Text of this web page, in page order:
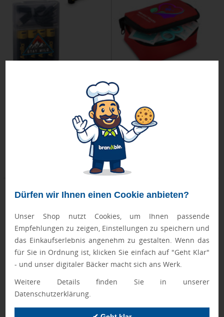
Dürfen wir Ihnen einen Cookie anbieten?
Unser Shop nutzt Cookies, um Ihnen passende
Empfehlungen zu zeigen, Einstellungen zu speichern und
das Einkaufserlebnis angenehm zu gestalten. Wenn das
für Sie in Ordnung ist, klicken Sie einfach auf "Geht Klar"
- und unser digitaler Bäcker macht sich ans Werk.
Weitere Details finden Sie in unserer
Datenschutzerklärung.
Aqiila wiederaufladbare USB-C-
Batterien AA 2000 mAh, 4er-Pack
Donnerstag, 13.08.
ab 14 Stück
ab 4,65 €
4-Farben-Stift